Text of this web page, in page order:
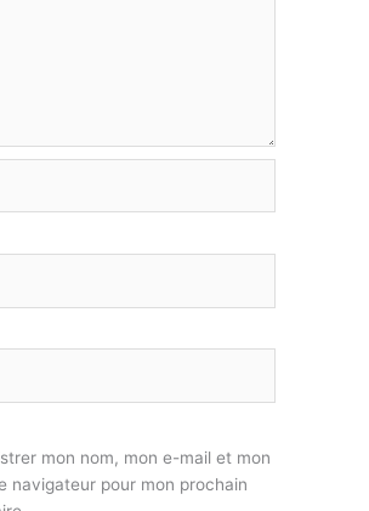
mon nom, mon e-mail et mon
navigateur pour mon prochain